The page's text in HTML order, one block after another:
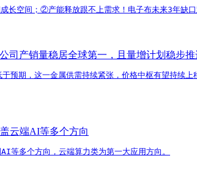
空间；②产能释放跟不上需求！电子布未来3年
司产销量稳居全球第一，且量增计划稳步
预期，这一金属供需持续紧张，价格中枢有望持
云端AI等多个方向
等多个方向，云端算力类为第一大应用方向。